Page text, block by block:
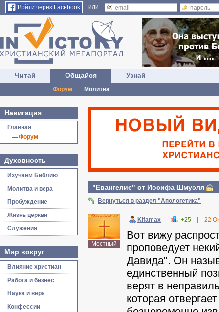
Войти через Facebook или
Читай Общайся
Форум Молитва
Узнай
Навигация
Главная
Форум
Духовность
Изучаем Библию
Молитва и вера
Пробуждение
Жизнь церкви
Служения
Мир вокруг
Влияние христиан
Работа и бизнес
Наука и вера
Конфессии
"Евангелие" от Иосифа Шмуэля
Вернуться в раздел "Апологетика"
Местный
Kifamax +25 22
Вот вижу
проповедует
Давида". Он
единственный
верят в
которая